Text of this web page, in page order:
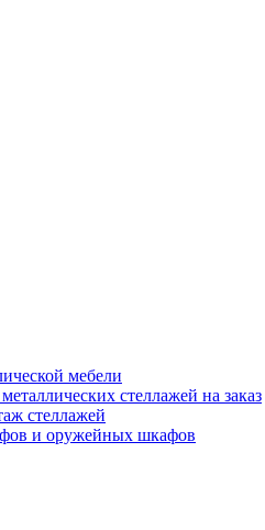
мебели
стеллажей на заказ
стеллажей
и оружейных шкафов